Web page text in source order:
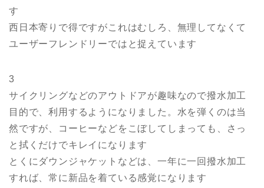
す
西日本寄りで得ですがこれはむしろ、無理してなくて
ユーザーフレンドリーではと捉えています
3
サイクリングなどのアウトドアが趣味なので撥水加工
目的で、利用するようになりました。水を弾くのは当
然ですが、コーヒーなどをこぼしてしまっても、さっ
と拭くだけでキレイになります
とくにダウンジャケットなどは、一年に一回撥水加工
すれば、常に新品を着ている感覚になります